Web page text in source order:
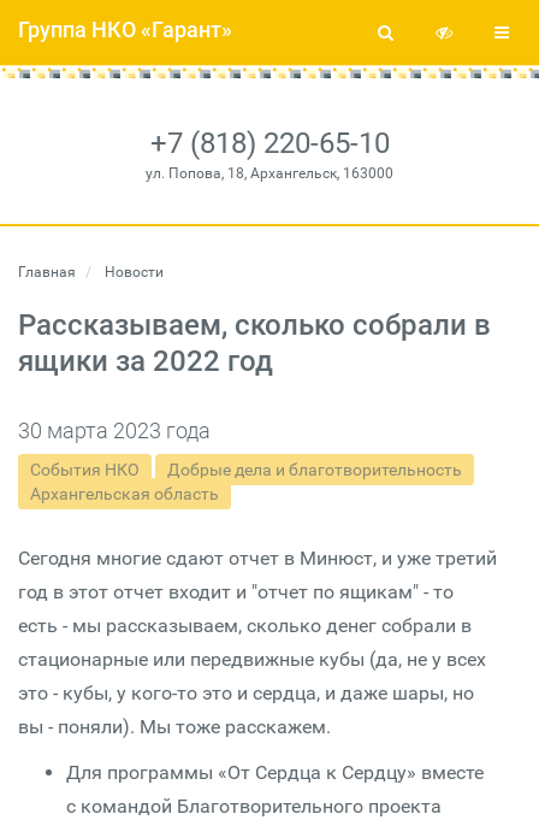
+7 (818) 220-65-10
ул. Попова, 18, Архангельск, 163000
Группа НКО «Гарант»
Главная Новости
Рассказываем, сколько собрали в
ящики за 2022 год
30 марта 2023 года
События НКО
Добрые дела и благотворительность
Архангельская область
Сегодня многие сдают отчет в Минюст, и уже третий
год в этот отчет входит и "отчет по ящикам" - то
есть - мы рассказываем, сколько денег собрали в
стационарные или передвижные кубы (да, не у всех
это - кубы, у кого-то это и сердца, и даже шары, но
вы - поняли). Мы тоже расскажем.
Для программы «От Сердца к Сердцу» вместе
с командой Благотворительного проекта